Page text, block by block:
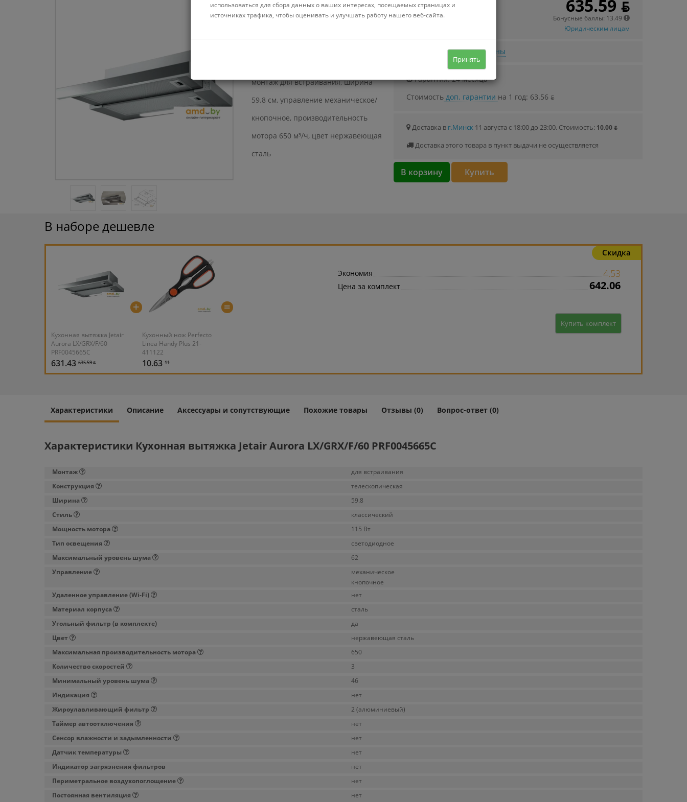
монтаж для встраивания, ширина
59.8 см, управление механическое/
кнопочное, производительность
мотора 650 м³/ч, цвет нержавеющая
сталь
635.59 ƃ
Бонусные баллы: 13.49
Юридическим лицам
Узнать о снижении цены
Гарантия: 24 месяца
Стоимостьдоп. гарантии на 1 год: 63.56 ƃ
Доставка в г.Минск 11 августа с 18:00 до 23:00. Стоимость: 10.00 ƃ
Доставка этого товара в пункт выдачи не осуществляется
В корзину Купить
В наборе дешевле
Скидка
Кухонная вытяжка Jetair
Aurora LX/GRX/F/60
PRF0045665C
631.43 635.59 ƃ
+
Кухонный нож Perfecto
Linea Handy Plus 21-
411122
10.63 11
=
Экономия 4.53
Цена за комплект 642.06
Купить комплект
Характеристики Описание Аксессуары и сопутствующие Похожие товары Отзывы (0) Вопрос-ответ (0)
Характеристики Кухонная вытяжка Jetair Aurora LX/GRX/F/60 PRF0045665C
Монтаж
для встраивания
Конструкция
телескопическая
Ширина
59.8
Стиль
классический
Мощность мотора
115 Вт
Тип освещения
светодиодное
Максимальный уровень шума
62
Управление
механическое
кнопочное
Удаленное управление (Wi-Fi)
нет
Материал корпуса
сталь
Угольный фильтр (в комплекте)
да
Цвет
нержавеющая сталь
Максимальная производительность мотора
650
Количество скоростей
3
Минимальный уровень шума
46
Индикация
нет
Жироулавливающий фильтр
2 (алюминиевый)
Таймер автоотключения
нет
Сенсор влажности и задымленности
нет
Датчик температуры
нет
Индикатор загрязнения фильтров
нет
Периметральное воздухопоглощение
нет
Постоянная вентиляция
нет
использоваться для сбора данных о ваших интересах, посещаемых страницах и
источниках трафика, чтобы оценивать и улучшать работу нашего веб-сайта.
Принять